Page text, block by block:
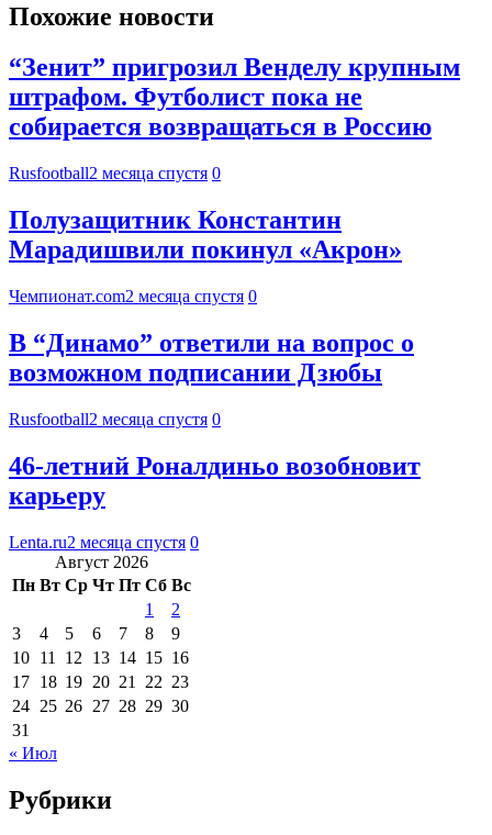
Похожие новости
“Зенит” пригрозил Венделу крупным
штрафом. Футболист пока не
собирается возвращаться в Россию
Rusfootball2 месяца спустя 0
Полузащитник Константин
Марадишвили покинул «Акрон»
Чемпионат.com2 месяца спустя 0
В “Динамо” ответили на вопрос о
возможном подписании Дзюбы
Rusfootball2 месяца спустя 0
46-летний Роналдиньо возобновит
карьеру
Lenta.ru2 месяца спустя 0
Август 2026
Пн Вт Ср Чт Пт Сб Вс
1
2
3
4 5 6 7 8
9
10 11 12 13 14 15 16
17 18 19 20 21 22 23
24 25 26 27 28 29 30
31
« Июл
Рубрики